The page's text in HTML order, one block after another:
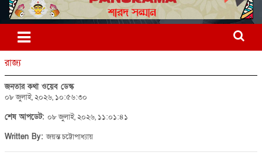
রাজ্য
জনতার কথা ওয়েব ডেস্ক
০৮ জুলাই, ২০২৬, ১০:৫৬:৩০
শেষ আপডেট: ০৮ জুলাই, ২০২৬, ১১:০১:৪১
Written By:জয়ন্ত চট্টোপাধ্যায়